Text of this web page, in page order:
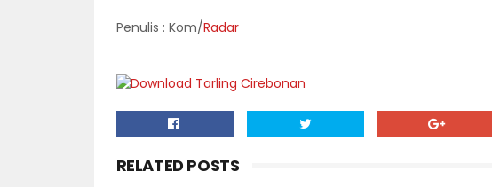
Penulis : Kom/Radar
RELATED POSTS